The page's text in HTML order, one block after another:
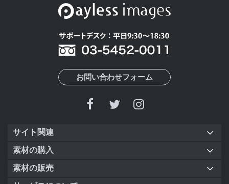
お問い合わせフォーム
サイト関連
素材の購入
素材の販売